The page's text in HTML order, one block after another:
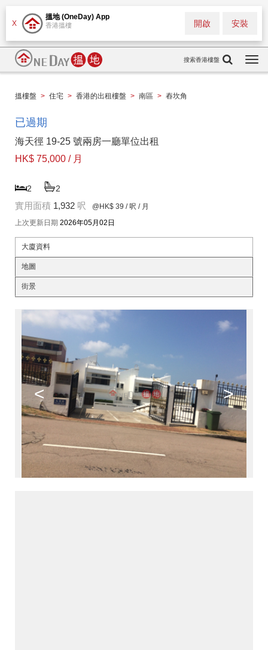
X
搵地 (OneDay) App
香港搵樓 安裝
開啟
搜索香港樓盤
搵樓盤 > 住宅 > 香港的出租樓盤 > 南區 > 舂坎角
已過期
海天徑 19-25 號兩房一廳單位出租
HK$ 75,000 / 月
2 2
實用面積 1,932 呎 @HK$ 39 / 呎 / 月
上次更新日期 2026年05月02日
大廈資料
地圖
街景
< >